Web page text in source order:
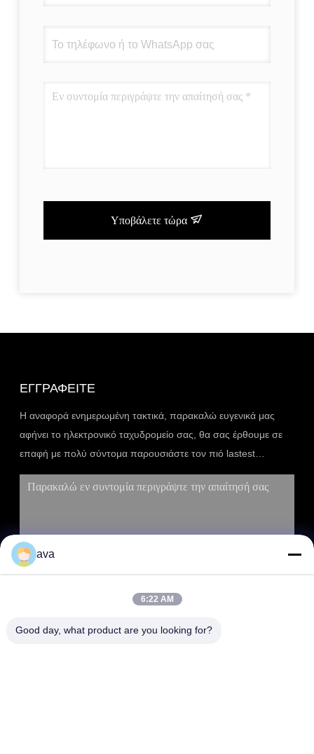
Υποβάλετε τώρα
ΕΓΓΡΑΦΕΊΤΕ
Η αναφορά ενημερωμένη τακτικά, παρακαλώ ευγενικά μας
αφήνει το ηλεκτρονικό ταχυδρομείο σας, θα σας έρθουμε σε
επαφή με πολύ σύντομα παρουσιάστε τον πιό lastest
κατάλογο.
ava
6:22 AM
Good day, what product are you looking for?